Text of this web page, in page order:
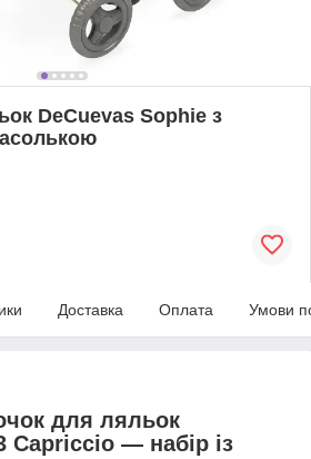
DeCuevas Sophie з
Доставка Оплата Умови
для ляльок
Capriccio — набір із